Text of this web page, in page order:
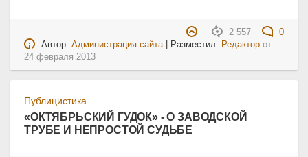
2 557
0
Автор:Администрация сайта | Разместил: Редактор от
24 февраля 2013
Публицистика
«ОКТЯБРЬСКИЙ ГУДОК» - О ЗАВОДСКОЙ
ТРУБЕ И НЕПРОСТОЙ СУДЬБЕ